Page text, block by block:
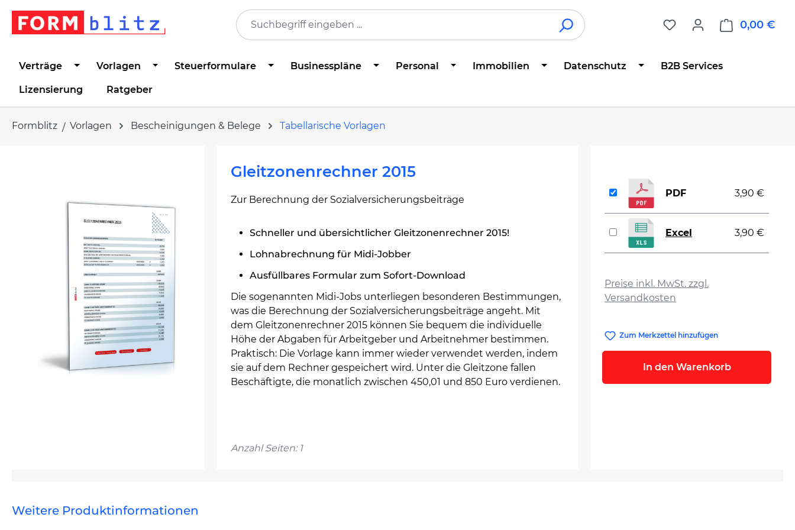
Zur Hauptnavigation springen
0,00 €
Verträge Vorlagen Steuerformulare Businesspläne Personal Immobilien Datenschutz B2B Services
Lizensierung Ratgeber
Formblitz Vorlagen Bescheinigungen & Belege Tabellarische Vorlagen
Gleitzonenrechner 2015
Zur Berechnung der Sozialversicherungsbeiträge
Schneller und übersichtlicher Gleitzonenrechner 2015!
Lohnabrechnung für Midi-Jobber
Ausfüllbares Formular zum Sofort-Download
Die sogenannten Midi-Jobs unterliegen besonderen Bestimmungen,
was die Berechnung der Sozialversicherungsbeiträge angeht. Mit
dem Gleitzonenrechner 2015 können Sie bequem die individuelle
Höhe der Abgaben für Arbeitgeber und Arbeitnehmer bestimmen.
Praktisch: Die Vorlage kann immer wieder verwendet werden, indem
sie auf dem Rechner gespeichert wird. Unter die Gleitzone fallen
Beschäftigte, die monatlich zwischen 450,01 und 850 Euro verdienen.
Anzahl Seiten: 1
Preise inkl. MwSt. zzgl.
Versandkosten
PDF 3,90 €
Excel 3,90 €
Zum Merkzettel hinzufügen
In den Warenkorb
Weitere Produktinformationen